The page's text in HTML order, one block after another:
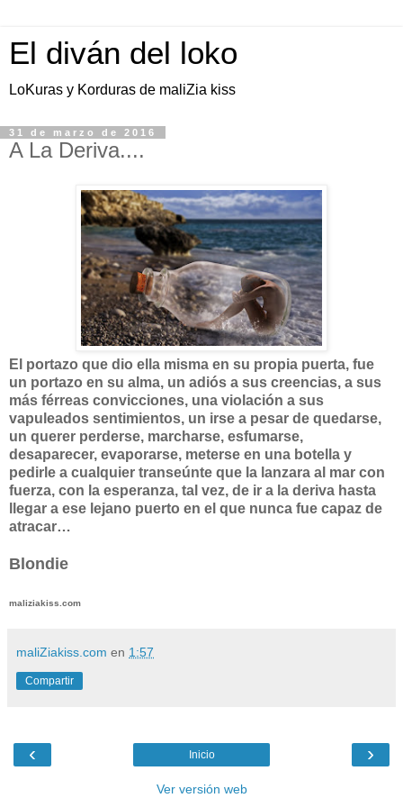
El diván del loko
LoKuras y Korduras de maliZia kiss
31 de marzo de 2016
A La Deriva....
El portazo que dio ella misma en su propia puerta, fue
un portazo en su alma, un adiós a sus creencias, a sus
más férreas convicciones, una violación a sus
vapuleados sentimientos, un irse a pesar de quedarse,
un querer perderse, marcharse, esfumarse,
desaparecer, evaporarse, meterse en una botella y
pedirle a cualquier transeúnte que la lanzara al mar con
fuerza, con la esperanza, tal vez, de ir a la deriva hasta
llegar a ese lejano puerto en el que nunca fue capaz de
atracar…
Blondie
maliziakiss.com
maliZiakiss.com en 1:57
Compartir
‹ ›
Inicio
Ver versión web